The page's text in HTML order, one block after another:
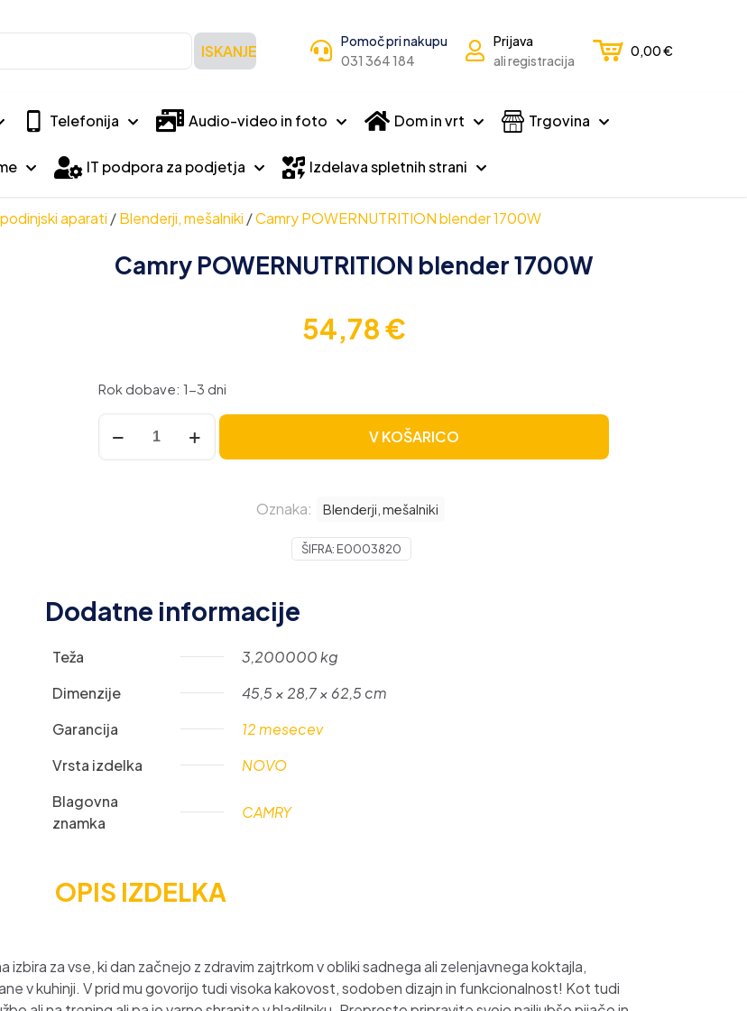
ISKANJE
Pomoč pri nakupu
031 364 184
Prijava
ali registracija
0,00€
Telefonija Audio-video in foto Dom in vrt Trgovina
IT podpora za podjetja Izdelava spletnih strani
aparati / Blenderji, mešalniki /Camry POWERNUTRITION blender 1700W
Camry POWERNUTRITION blender 1700W
54,78€
Rok dobave: 1-3 dni
Camry
POWERNUTRITION
blender
V KOŠARICO
Oznaka: Blenderji, mešalniki
ŠIFRA: E0003820
Dodatne informacije
Teža
3,200000 kg
Dimenzije
45,5 × 28,7 × 62,5 cm
Garancija
12 mesecev
Vrsta izdelka
NOVO
Blagovna
znamka
CAMRY
OPIS IZDELKA
za vse, ki dan začnejo z zdravim zajtrkom v obliki sadnega ali zelenjavnega koktajla,
v kuhinji. V prid mu govorijo tudi visoka kakovost, sodoben dizajn in funkcionalnost! Kot tudi